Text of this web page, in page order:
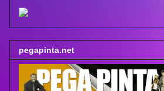
pegapinta.net